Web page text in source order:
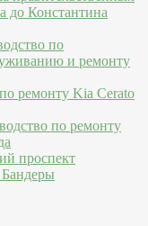
Константина
по
и ремонту
ремонту Kia Cerato
по ремонту
проспект